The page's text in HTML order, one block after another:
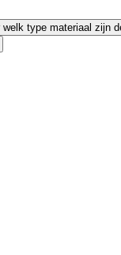
welk type materiaal zijn